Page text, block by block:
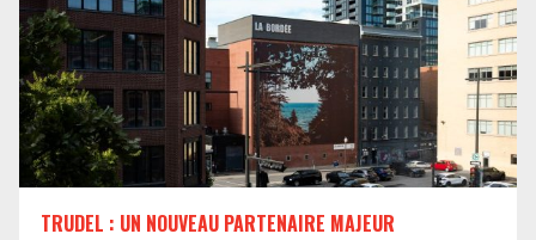
TRUDEL : UN NOUVEAU PARTENAIRE MAJEUR